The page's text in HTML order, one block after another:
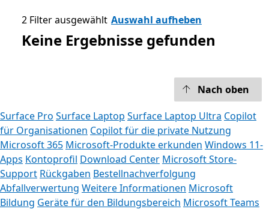
2 Filter ausgewählt Auswahl aufheben
Keine Ergebnisse gefunden
Nach oben
Surface Pro Surface Laptop Surface Laptop Ultra Copilot
für Organisationen Copilot für die private Nutzung
Microsoft 365 Microsoft-Produkte erkunden Windows 11-
Apps Kontoprofil Download Center Microsoft Store-
Support Rückgaben Bestellnachverfolgung
Abfallverwertung Weitere Informationen Microsoft
Bildung Geräte für den Bildungsbereich Microsoft Teams